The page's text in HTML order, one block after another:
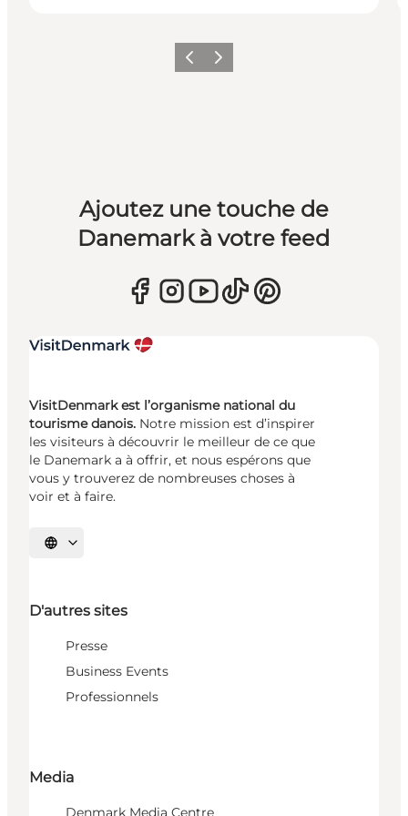
PrécédentSuivant
Ajoutez une touche de
Danemark à votre feed
VisitDenmark est l’organisme national du
tourisme danois. Notre mission est d’inspirer
les visiteurs à découvrir le meilleur de ce que
le Danemark a à offrir, et nous espérons que
vous y trouverez de nombreuses choses à
voir et à faire.
Choisissez la langue
D'autres sites
Presse
Business Events
Professionnels
Media
Denmark Media Centre